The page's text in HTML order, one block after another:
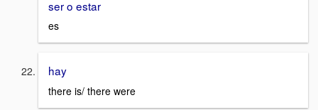
ser o estar
es
hay
there is/ there were